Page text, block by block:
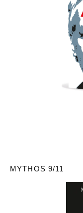
MYTHOS 9/11